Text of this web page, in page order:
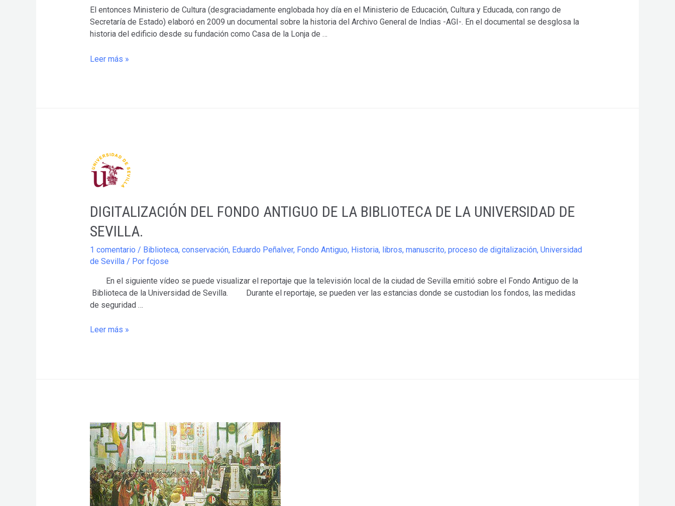
El entonces Ministerio de Cultura (desgraciadamente englobada hoy día en el Ministerio de Educación, Cultura y Educada, con rango de
Secretaría de Estado) elaboró en 2009 un documental sobre la historia del Archivo General de Indias -AGI-. En el documental se desglosa la
historia del edificio desde su fundación como Casa de la Lonja de …
DOCUMENTAL
Leer más »
DIGITALIZACIÓN DEL FONDO ANTIGUO DE LA BIBLIOTECA DE LA UNIVERSIDAD DE
SEVILLA.
1 comentario / Biblioteca, conservación, Eduardo Peñalver, Fondo Antiguo, Historia, libros, manuscrito, proceso de digitalización, Universidad
de Sevilla/ Por fcjose
En el siguiente vídeo se puede visualizar el reportaje que la televisión local de la ciudad de Sevilla emitió sobre el Fondo Antiguo de la
Biblioteca de la Universidad de Sevilla. Durante el reportaje, se pueden ver las estancias donde se custodian los fondos, las medidas
de seguridad …
DIGITALIZACIÓN
LA
UNIVERSIDAD
DE
SEVILLA.
Leer más »